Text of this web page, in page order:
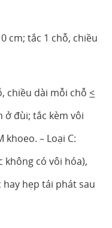
cm; tắc 1 chỗ, chiều
chiều dài mỗi chỗ<
ở đùi; tắc kèm vôi
khoeo. – Loại C:
không có vôi hóa),
hay hẹp tái phát sau